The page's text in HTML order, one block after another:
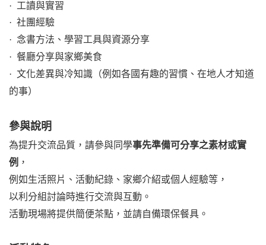
· 工讀與實習
· 社團經驗
· 念書方法、學習工具與資源分享
· 餐廳分享與家鄉美食
· 文化差異與冷知識（例如各國有趣的習慣、在地人才知道
的事）
參與說明
為提升交流品質，請參與同學事先準備可分享之素材或實
例 ，
例如生活照片、活動紀錄、家鄉介紹或個人經驗等，
以利分組討論時進行交流與互動。
活動現場將提供簡便茶點，並請自備環保餐具。